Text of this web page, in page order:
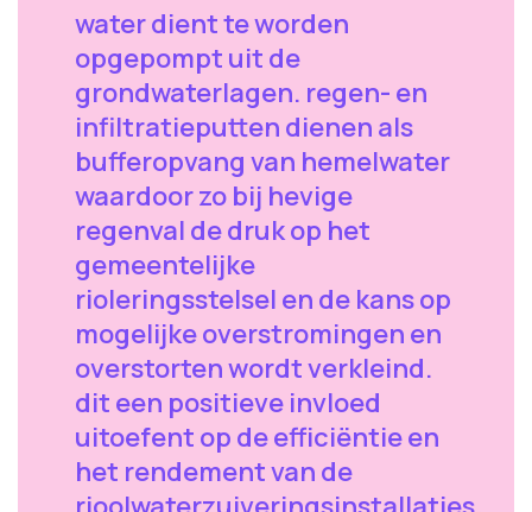
water dient te worden
opgepompt uit de
grondwaterlagen. regen- en
infiltratieputten dienen als
bufferopvang van hemelwater
waardoor zo bij hevige
regenval de druk op het
gemeentelijke
rioleringsstelsel en de kans op
mogelijke overstromingen en
overstorten wordt verkleind.
dit een positieve invloed
uitoefent op de efficiëntie en
het rendement van de